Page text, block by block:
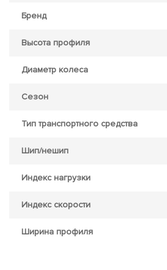
Бренд
Высота профиля
Диаметр колеса
Сезон
Тип транспортного средства
Шип/нешип
Индекс нагрузки
Индекс скорости
Ширина профиля